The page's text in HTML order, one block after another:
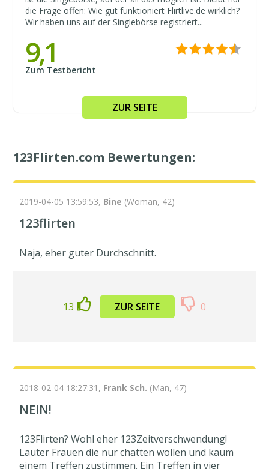
die Frage offen: Wie gut funktioniert Flirtlive.de wirklich?
Wir haben uns auf der Singlebörse registriert...
9,1
Zum Testbericht
ZUR SEITE
123Flirten.com Bewertungen:
2019-04-05 13:59:53, Bine (Woman, 42)
123flirten
Naja, eher guter Durchschnitt.
13 ZUR SEITE 0
2018-02-04 18:27:31, Frank Sch. (Man, 47)
NEIN!
123Flirten? Wohl eher 123Zeitverschwendung!
Lauter Frauen die nur chatten wollen und kaum
einem Treffen zustimmen. Ein Treffen in vier